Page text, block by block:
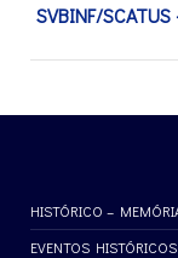
SVBINF/
HISTÓRICO –
EVENTOS HISTÓRICOS